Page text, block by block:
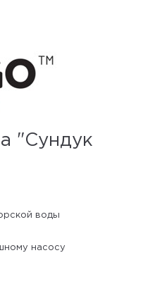
"Сундук
воды
насосу